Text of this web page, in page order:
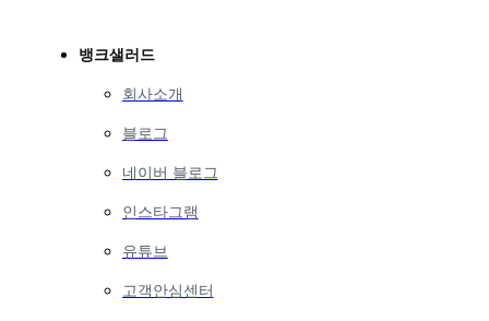
뱅크샐러드
회사소개
블로그
네이버 블로그
인스타그램
유튜브
고객안심센터